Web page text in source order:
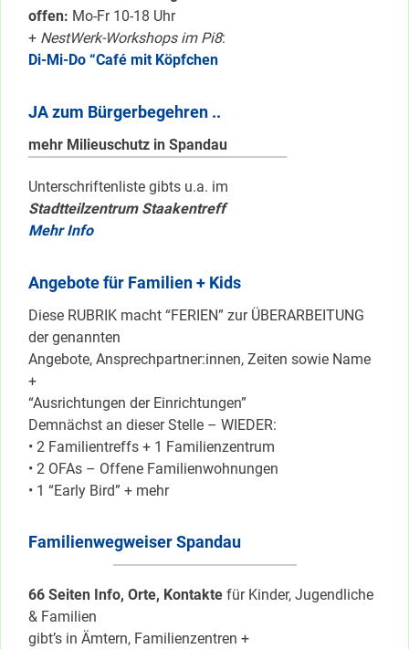
offen: Mo-Fr 10-18 Uhr
+ NestWerk-Workshops im Pi8:
Di-Mi-Do “Café mit Köpfchen
JA zum Bürgerbegehren ..
mehr Milieuschutz in Spandau
Unterschriftenliste gibts u.a. im
Stadtteilzentrum Staakentreff
Mehr Info
Angebote für Familien + Kids
Diese RUBRIK macht “FERIEN” zur ÜBERARBEITUNG
der genannten
Angebote, Ansprechpartner:innen, Zeiten sowie Name
+
“Ausrichtungen der Einrichtungen”
Demnächst an dieser Stelle – WIEDER:
• 2 Familientreffs + 1 Familienzentrum
• 2 OFAs – Offene Familienwohnungen
• 1 “Early Bird” + mehr
Familienwegweiser Spandau
66 Seiten Info, Orte, Kontakte für Kinder, Jugendliche
& Familien
gibt’s in Ämtern, Familienzentren +